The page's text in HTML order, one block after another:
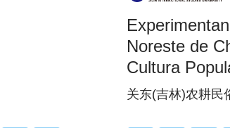
Noreste de
Cultura
(Jilin)
关东(吉林)农耕民